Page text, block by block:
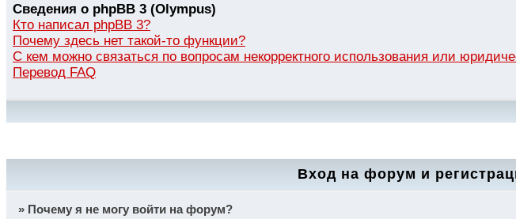
Сведения о phpBB 3 (Olympus)
Кто написал phpBB 3?
Почему здесь нет такой-то функции?
С кем можно связаться по вопросам некорректного использования или
Перевод FAQ
Вход на форум и
» Почему я не могу войти на форум?